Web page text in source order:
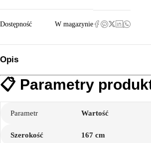
Dostępność W magazynie
Opis
📋 Parametry
Parametr Wartość
Szerokość 167 cm